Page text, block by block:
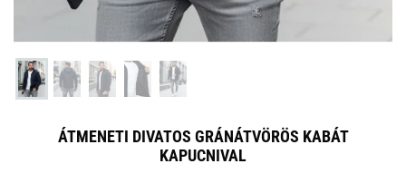
ÁTMENETI DIVATOS GRÁNÁTVÖRÖS KABÁT
KAPUCNIVAL